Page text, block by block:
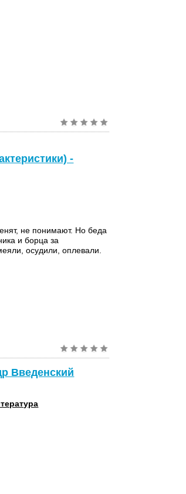
-
не понимают. Но беда
и борца за
осудили, оплевали.
Введенский